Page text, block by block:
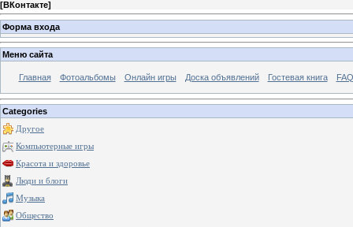
[ВКонтакте]
Форма входа
Меню сайта
Главная Фотоальбомы Онлайн игры Доска объявлений Гостевая книга
Categories
Другое
Компьютерные игры
Красота и здоровье
Люди и блоги
Музыка
Общество